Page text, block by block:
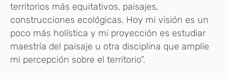
territorios más equitativos, paisajes,
construcciones ecológicas. Hoy mi visión es un
poco más holística y mi proyección es estudiar
maestría del paisaje u otra disciplina que amplíe
mi percepción sobre el territorio”.